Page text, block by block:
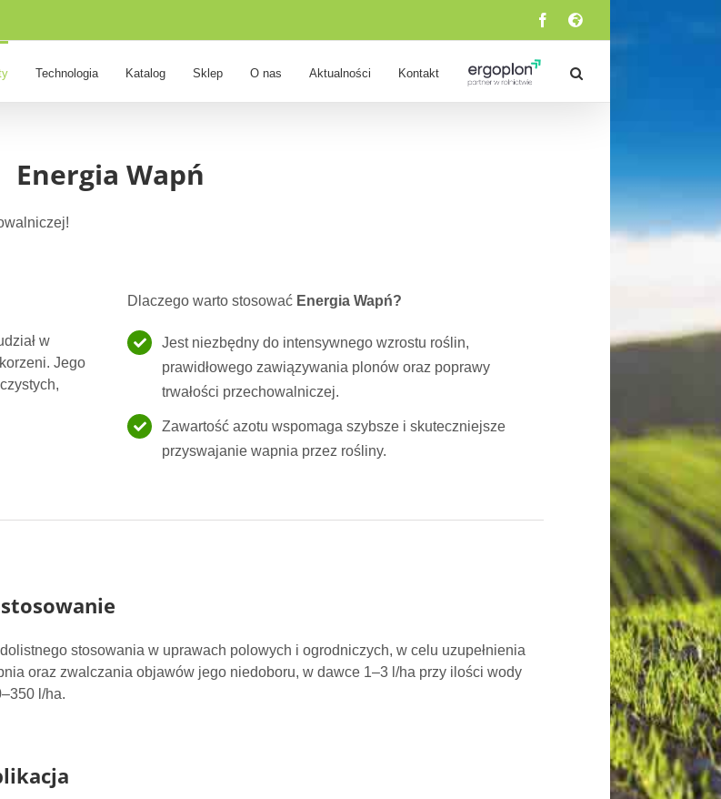
FacebookCustom
Technologia Katalog Sklep O nas Aktualności Kontakt
Energia Wapń
w
Jego
Dlaczego warto stosować Energia Wapń?
Jest niezbędny do intensywnego wzrostu roślin,
prawidłowego zawiązywania plonów oraz poprawy
trwałości przechowalniczej.
Zawartość azotu wspomaga szybsze i skuteczniejsze
przyswajanie wapnia przez rośliny.
stosowania w uprawach polowych i ogrodniczych, w celu uzupełnienia
oraz zwalczania objawów jego niedoboru, w dawce 1–3 l/ha przy ilości wody
l/ha.